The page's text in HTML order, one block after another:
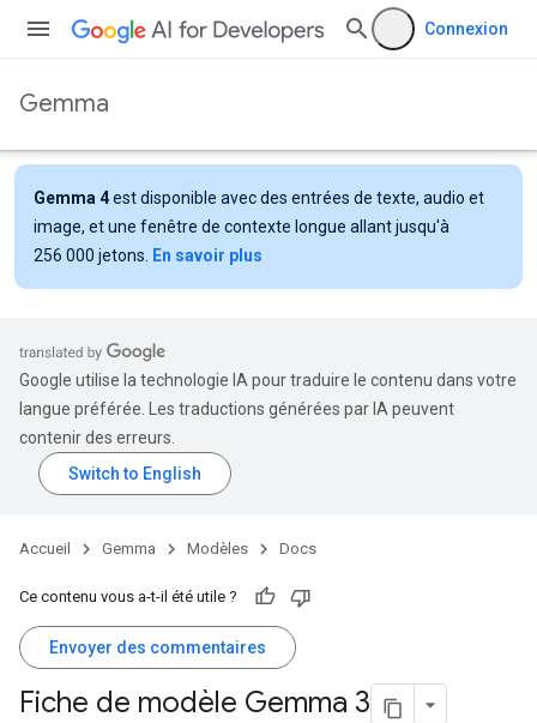
Connexion
Gemma
Gemma 4est disponible avec des entrées de texte, audio et
image, et une fenêtre de contexte longue allant jusqu'à
256 000 jetons.
En savoir plus
Google utilise la technologie IA pour traduire le contenu dans votre
langue préférée. Les traductions générées par IA peuvent
contenir des erreurs.
Accueil Gemma Modèles Docs
Ce contenu vous a-t-il été utile ?
Envoyer des commentaires
Fiche de modèle Gemma 3